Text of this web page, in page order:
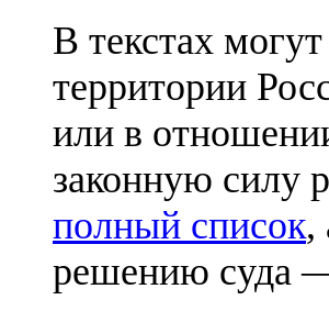
В текстах
территории
или в
законную силу
полный список,
решению суда